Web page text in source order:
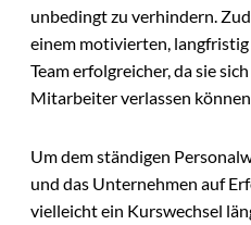
unbedingt zu verhindern.
einem motivierten,
Team erfolgreicher, da sie
Mitarbeiter verlassen
Um dem ständigen
und das Unternehmen auf
vielleicht ein Kurswechsel